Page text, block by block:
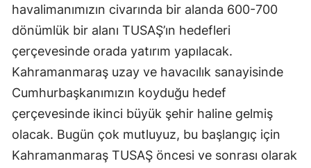
havalimanımızın civarında bir alanda 600-700
dönümlük bir alanı TUSAŞ’ın hedefleri
çerçevesinde orada yatırım yapılacak.
Kahramanmaraş uzay ve havacılık sanayisinde
Cumhurbaşkanımızın koyduğu hedef
çerçevesinde ikinci büyük şehir haline gelmiş
olacak. Bugün çok mutluyuz, bu başlangıç için
Kahramanmaraş TUSAŞ öncesi ve sonrası olarak